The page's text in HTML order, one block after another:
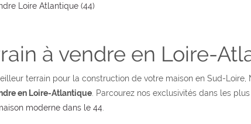
Loire Atlantique (44)
à vendre en Loire-
terrain pour la construction de votre maison en Sud-
en Loire-Atlantique . Parcourez nos exclusivités dans les
moderne dans le 44